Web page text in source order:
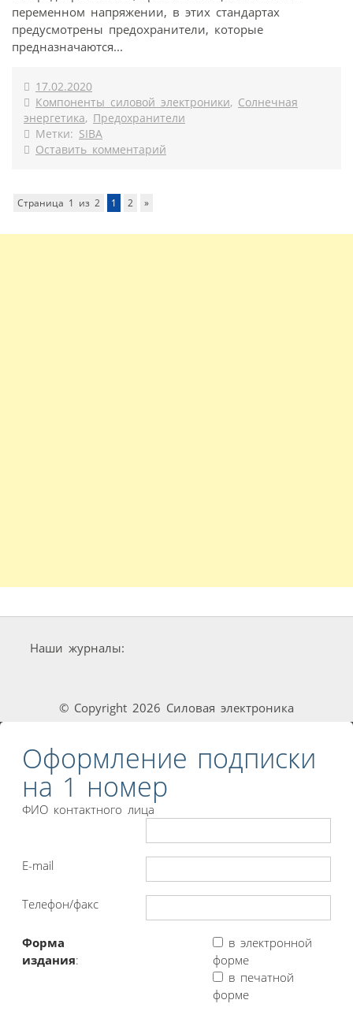
переменном напряжении, в этих стандартах
предусмотрены предохранители, которые
предназначаются...
17.02.2020
Компоненты силовой электроники, Солнечная
энергетика, Предохранители
Метки: SIBA
Оставить комментарий
Страница 1 из 2 1 2 »
Наши журналы:
© Copyright 2026 Силовая электроника
Оформление подписки
на 1 номер
ФИО контактного лица
E-mail
Телефон/факс
Форма
издания:
в электронной
форме
в печатной
форме